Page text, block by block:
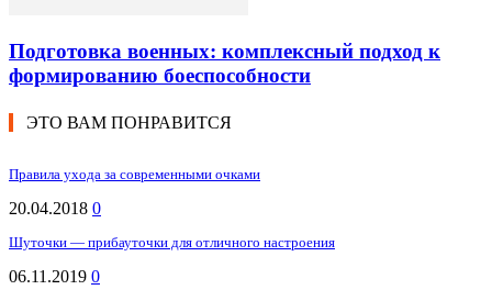
Подготовка военных: комплексный подход к
формированию боеспособности
ЭТО ВАМ ПОНРАВИТСЯ
Правила ухода за современными очками
20.04.2018 0
Шуточки — прибауточки для отличного настроения
06.11.2019 0